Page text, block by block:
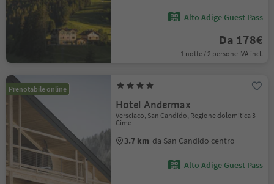
Alto Adige Guest Pass
Da 178€
1 notte / 2 persone IVA incl.
Prenotabile online
Hotel Andermax
Versciaco, San Candido, Regione dolomitica 3
Cime
3.7 km da San Candido centro
Alto Adige Guest Pass